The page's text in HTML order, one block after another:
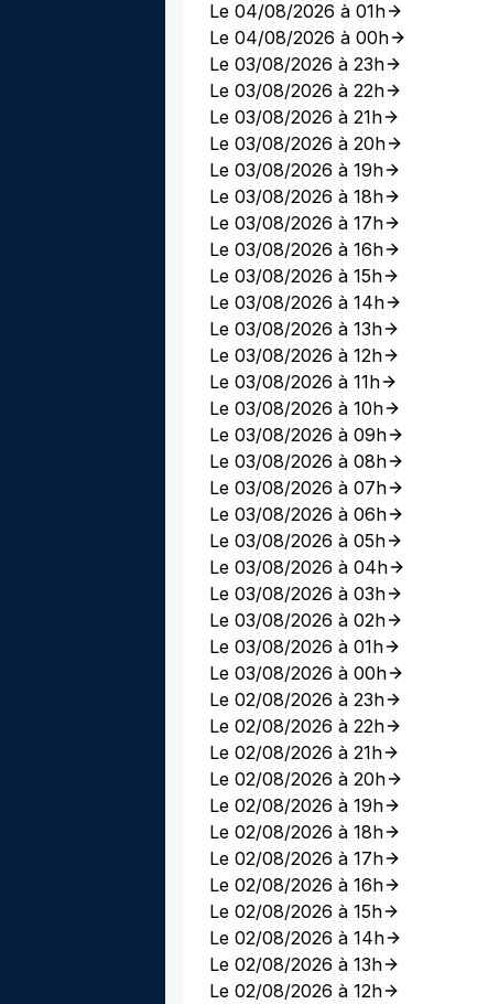
Le 04/08/2026 à 01h
Le 04/08/2026 à 00h
Le 03/08/2026 à 23h
Le 03/08/2026 à 22h
Le 03/08/2026 à 21h
Le 03/08/2026 à 20h
Le 03/08/2026 à 19h
Le 03/08/2026 à 18h
Le 03/08/2026 à 17h
Le 03/08/2026 à 16h
Le 03/08/2026 à 15h
Le 03/08/2026 à 14h
Le 03/08/2026 à 13h
Le 03/08/2026 à 12h
Le 03/08/2026 à 11h
Le 03/08/2026 à 10h
Le 03/08/2026 à 09h
Le 03/08/2026 à 08h
Le 03/08/2026 à 07h
Le 03/08/2026 à 06h
Le 03/08/2026 à 05h
Le 03/08/2026 à 04h
Le 03/08/2026 à 03h
Le 03/08/2026 à 02h
Le 03/08/2026 à 01h
Le 03/08/2026 à 00h
Le 02/08/2026 à 23h
Le 02/08/2026 à 22h
Le 02/08/2026 à 21h
Le 02/08/2026 à 20h
Le 02/08/2026 à 19h
Le 02/08/2026 à 18h
Le 02/08/2026 à 17h
Le 02/08/2026 à 16h
Le 02/08/2026 à 15h
Le 02/08/2026 à 14h
Le 02/08/2026 à 13h
Le 02/08/2026 à 12h